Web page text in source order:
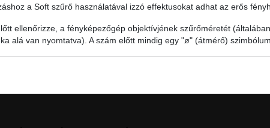
a Soft szűrő használatával izzó effektusokat adhat az erős
ellenőrizze, a fényképezőgép objektívjének szűrőméretét
alá van nyomtatva). A szám előtt mindig egy "ø" (átmérő)